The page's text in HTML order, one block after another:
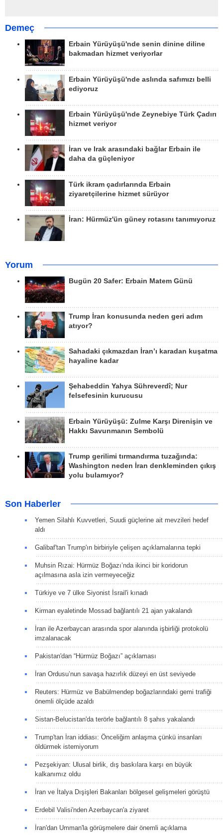
Demeç
Erbain Yürüyüşü'nde senin dinine diline
bakmadan hizmet veriyorlar
Erbain Yürüyüşü'nde aslında safımızı belli
ediyoruz
Erbain Yürüyüşü'nde Zeynebiye Türk Çadırı
hizmet veriyor
İran ve Irak arasındaki bağlar Erbain ile
daha da güçleniyor
Türk ikram çadırlarında Erbain
ziyaretçilerine hizmet sürüyor
İran: Hürmüz'ün güney rotasını tanımıyoruz
Yorum
Bugün 20 Safer: Erbain Matem Günü
Trump İran konusunda neden geri adım
atıyor?
Sahadaki çıkmazdan İran’ı karadan kuşatma
hayaline kadar
Şehabeddin Yahya Sühreverdî; Nur
felsefesinin kurucusu
Erbain Yürüyüşü: Zulme Karşı Direnişin ve
Hakkı Savunmanın Sembolü
Trump gerilimi tırmandırma tuzağında:
Washington neden İran denkleminden çıkış
yolu bulamıyor?
Son Haberler
Yemen Silahlı Kuvvetleri, Suudi güçlerine ait mevzileri hedef
aldı
Galibaf'tan Trump'ın birbiriyle çelişen açıklamalarına tepki
Muhsin Rızai: Hürmüz Boğazı’nda ikinci bir koridorun
açılmasına asla izin vermeyeceğiz
Türkiye ve 7 ülke Siyonist İsrail'i kınadı
Kirman eyaletinde Mossad bağlantılı 21 ajan yakalandı
İran ile Azerbaycan arasında spor alanında işbirliği protokolü
imzalanacak
Pakistan'dan “Hürmüz Boğazı” açıklaması
İran Ordusu’nun savaşa hazırlık düzeyi en üst seviyede
Reuters: Hürmüz ve Babülmendep boğazlarındaki gemi trafiği
önemli ölçüde azaldı
Sistan-Belucistan'da terörle bağlantılı 8 şahıs yakalandı
Trump'tan İran iddiası: Önceliğim anlaşma çünkü insanları
öldürmek istemiyorum
Pezşekiyan: Ulusal birlik, dış baskılara karşı en büyük
kalkanımız oldu
İran ve İtalya Dışişleri Bakanları bölgesel gelişmeleri görüştü
Erdebil Valisi'nden Azerbaycan'a ziyaret
İran'dan Umman'la görüşmelere dair önemli açıklama